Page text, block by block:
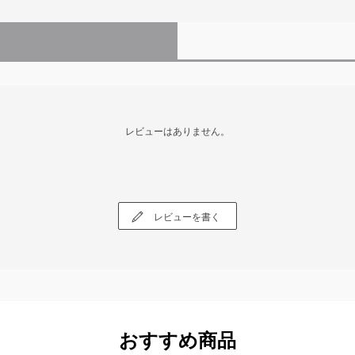
レビューはありません。
レビューを書く
おすすめ商品